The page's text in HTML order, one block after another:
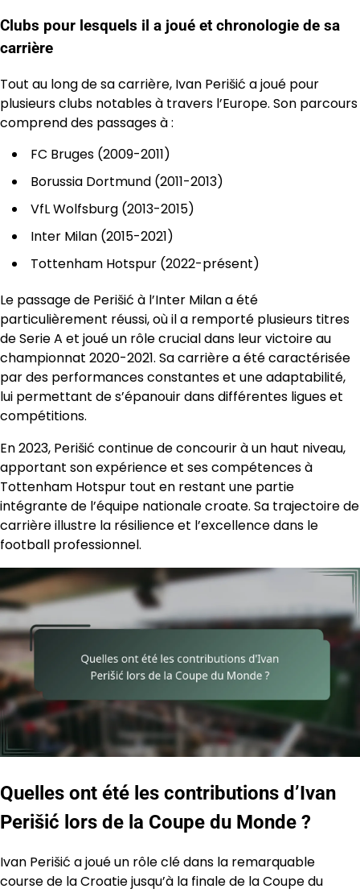
Clubs pour lesquels il a joué et chronologie de sa
carrière
Tout au long de sa carrière, Ivan Perišić a joué pour
plusieurs clubs notables à travers l’Europe. Son parcours
comprend des passages à :
FC Bruges (2009-2011)
Borussia Dortmund (2011-2013)
VfL Wolfsburg (2013-2015)
Inter Milan (2015-2021)
Tottenham Hotspur (2022-présent)
Le passage de Perišić à l’Inter Milan a été
particulièrement réussi, où il a remporté plusieurs titres
de Serie A et joué un rôle crucial dans leur victoire au
championnat 2020-2021. Sa carrière a été caractérisée
par des performances constantes et une adaptabilité,
lui permettant de s’épanouir dans différentes ligues et
compétitions.
En 2023, Perišić continue de concourir à un haut niveau,
apportant son expérience et ses compétences à
Tottenham Hotspur tout en restant une partie
intégrante de l’équipe nationale croate. Sa trajectoire de
carrière illustre la résilience et l’excellence dans le
football professionnel.
Quelles ont été les contributions d’Ivan
Perišić lors de la Coupe du Monde ?
Ivan Perišić a joué un rôle clé dans la remarquable
course de la Croatie jusqu’à la finale de la Coupe du